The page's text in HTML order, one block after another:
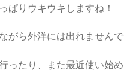
ぱりウキウキしますね！
がら外洋には出れませんで
ったり、また最近使い始め